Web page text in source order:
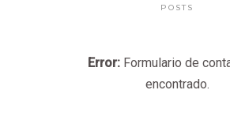
POSTS
Error: Formulario de
encontrado.